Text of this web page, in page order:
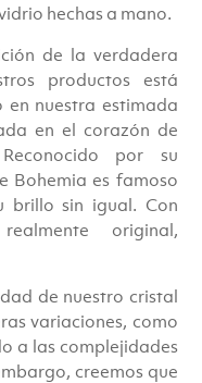
hechas a mano.
de la verdadera
productos está
en nuestra estimada
en el corazón de
por su
Bohemia es famoso
brillo sin igual. Con
original,
de nuestro cristal
variaciones, como
a las complejidades
creemos que